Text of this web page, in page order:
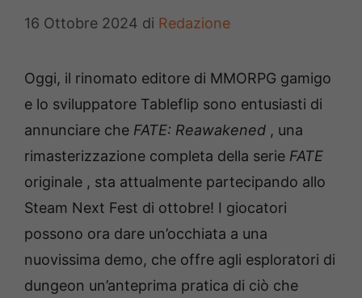
16 Ottobre 2024 di Redazione
Oggi, il rinomato editore di MMORPG gamigo
e lo sviluppatore Tableflip sono entusiasti di
annunciare che FATE: Reawakened , una
rimasterizzazione completa della serie FATE
originale , sta attualmente partecipando allo
Steam Next Fest di ottobre! I giocatori
possono ora dare un’occhiata a una
nuovissima demo, che offre agli esploratori di
dungeon un’anteprima pratica di ciò che